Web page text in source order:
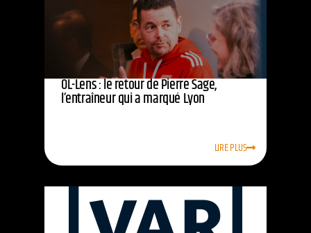
OL-Lens : le retour de Pierre Sage,
l’entraîneur qui a marqué Lyon
LIRE PLUS